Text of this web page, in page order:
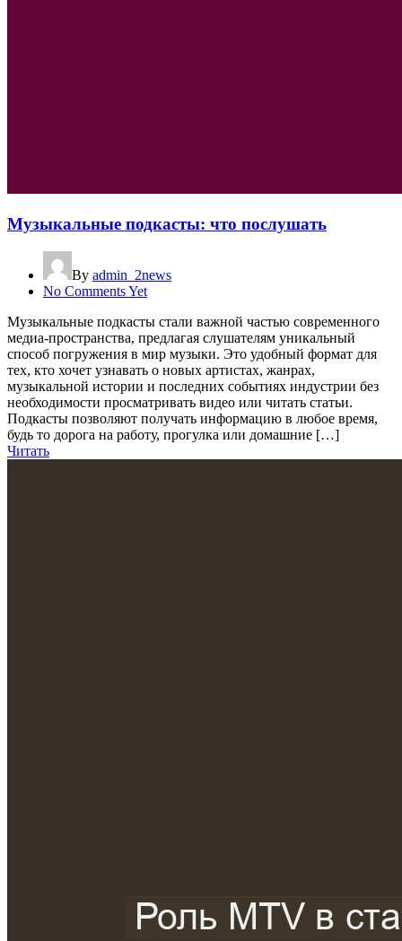
Музыкальные подкасты: что послушать
By admin_2news
No Comments Yet
Музыкальные подкасты стали важной частью современного
медиа-пространства, предлагая слушателям уникальный
способ погружения в мир музыки. Это удобный формат для
тех, кто хочет узнавать о новых артистах, жанрах,
музыкальной истории и последних событиях индустрии без
необходимости просматривать видео или читать статьи.
Подкасты позволяют получать информацию в любое время,
будь то дорога на работу, прогулка или домашние […]
Читать